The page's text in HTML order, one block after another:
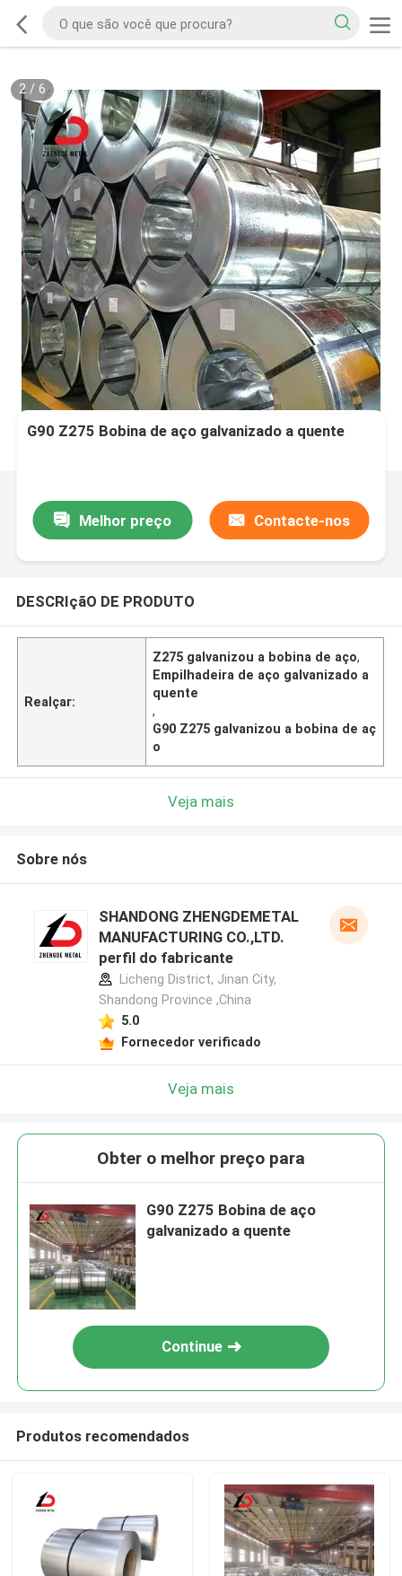
2/ 6
G90 Z275 Bobina de aço galvanizado a quente
Melhor preço Contacte-nos
DESCRIçãO DE PRODUTO
Realçar:
Z275 galvanizou a bobina de aço,
Empilhadeira de aço galvanizado a
quente
,
G90 Z275 galvanizou a bobina de aç
o
Veja mais
Sobre nós
SHANDONG ZHENGDEMETAL
MANUFACTURING CO.,LTD.
perfil do fabricante
Licheng District, Jinan City,
Shandong Province ,China
5.0
Fornecedor verificado
Veja mais
Obter o melhor preço para
G90 Z275 Bobina de aço
galvanizado a quente
Continue
Produtos recomendados